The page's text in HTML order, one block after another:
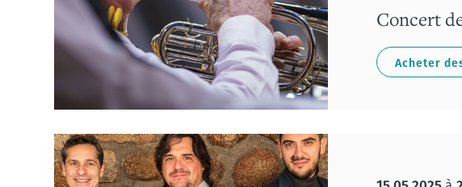
Concert
Acheter